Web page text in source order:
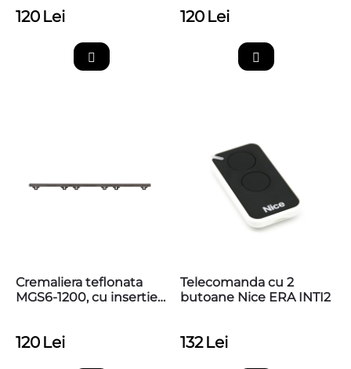
120 Lei 120 Lei
Cremaliera teflonata
MGS6-1200, cu insertie
120 Lei
Telecomanda cu 2
butoane Nice ERA INTI2
132 Lei